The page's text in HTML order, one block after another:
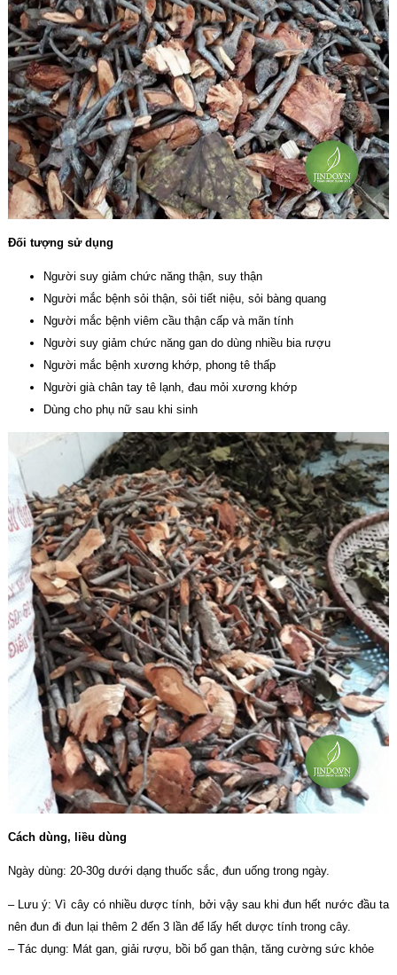
Đối tượng sử dụng
Người suy giảm chức năng thận, suy thận
Người mắc bệnh sỏi thận, sỏi tiết niệu, sỏi bàng quang
Người mắc bệnh viêm cầu thận cấp và mãn tính
Người suy giảm chức năng gan do dùng nhiều bia rượu
Người mắc bệnh xương khớp, phong tê thấp
Người già chân tay tê lạnh, đau mỏi xương khớp
Dùng cho phụ nữ sau khi sinh
Cách dùng, liều dùng
Ngày dùng: 20-30g dưới dạng thuốc sắc, đun uống trong ngày.
– Lưu ý: Vì cây có nhiều dược tính, bởi vậy sau khi đun hết nước đầu ta
nên đun đi đun lại thêm 2 đến 3 lần để lấy hết dược tính trong cây.
– Tác dụng: Mát gan, giải rượu, bồi bổ gan thận, tăng cường sức khỏe